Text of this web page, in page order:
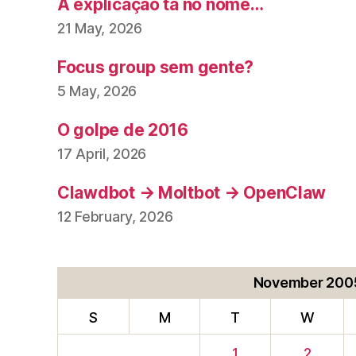
A explicação tá no nome…
21 May, 2026
Focus group sem gente?
5 May, 2026
O golpe de 2016
17 April, 2026
Clawdbot → Moltbot → OpenClaw
12 February, 2026
November
S M T W